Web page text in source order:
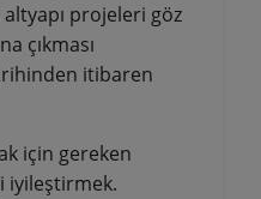
projeleri göz
çıkması
itibaren
için gereken
iyileştirmek.